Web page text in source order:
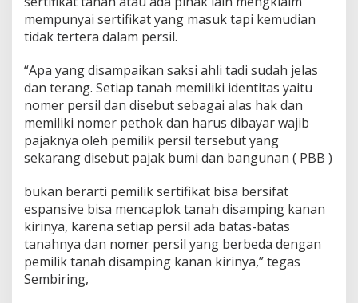
mempunyai sertifikat yang masuk tapi kemudian
tidak tertera dalam persil.
“Apa yang disampaikan saksi ahli tadi sudah jelas
dan terang. Setiap tanah memiliki identitas yaitu
nomer persil dan disebut sebagai alas hak dan
memiliki nomer pethok dan harus dibayar wajib
pajaknya oleh pemilik persil tersebut yang
sekarang disebut pajak bumi dan bangunan ( PBB )
bukan berarti pemilik sertifikat bisa bersifat
espansive bisa mencaplok tanah disamping kanan
kirinya, karena setiap persil ada batas-batas
tanahnya dan nomer persil yang berbeda dengan
pemilik tanah disamping kanan kirinya,” tegas
Sembiring,